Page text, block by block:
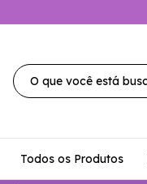
Todos os Produtos